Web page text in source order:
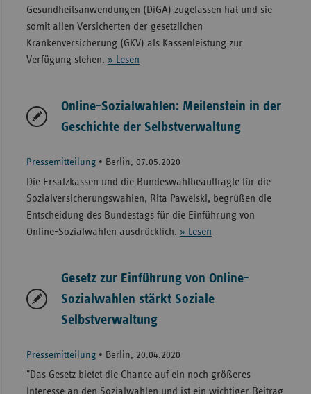
Gesundheitsanwendungen (DiGA) zugelassen hat und sie
somit allen Versicherten der gesetzlichen
Krankenversicherung (GKV) als Kassenleistung zur
Verfügung stehen. » Lesen
Online-Sozialwahlen: Meilenstein in der
Geschichte der Selbstverwaltung
Pressemitteilung• Berlin, 07.05.2020
Die Ersatzkassen und die Bundeswahlbeauftragte für die
Sozialversicherungswahlen, Rita Pawelski, begrüßen die
Entscheidung des Bundestags für die Einführung von
Online-Sozialwahlen ausdrücklich. » Lesen
Gesetz zur Einführung von Online-
Sozialwahlen stärkt Soziale
Selbstverwaltung
Pressemitteilung• Berlin, 20.04.2020
"Das Gesetz bietet die Chance auf ein noch größeres
Interesse an den Sozialwahlen und ist ein wichtiger Beitrag